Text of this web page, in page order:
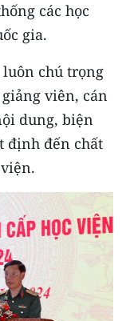
các học
gia.
chú trọng
viên, cán
dung, biện
định đến chất